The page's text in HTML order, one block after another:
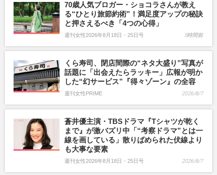
70歳人気ブロガー・ショコラさんが教え
る“ひとり旅節約術”！満足度アップの秘訣
と押さえるべき「4つの心得」
週刊女性2026年8月18日・25日号 5時間前
くら寿司、閉店間際の“ネタ大盛り”写真が
話題に「出会えたらラッキー」広報が明か
した“幻サービス”『得々ゾーン』の全容
週刊女性PRIME 2026/8/7
蒼井優主演・TBSドラマ『Tシャツが乾く
まで』が激バズリ中「“考察ドラマ”とは一
線を画している」散りばめられた伏線より
も大事な要素
週刊女性2026年8月18日・25日号 2026/8/7